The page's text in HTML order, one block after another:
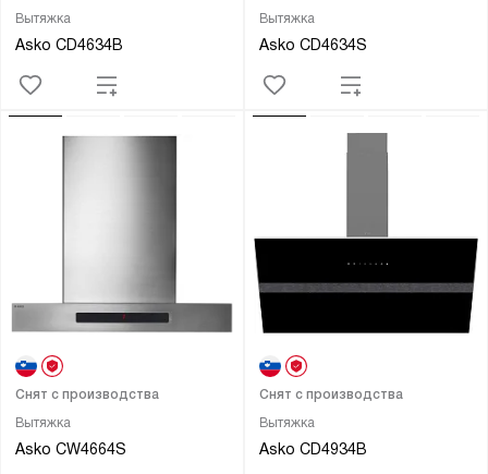
Вытяжка
Asko CD4634B
Вытяжка
Asko CD4634S
Вытяжка
Asko CW4664S
Снят с производства
Вытяжка
Asko CD4934B
Снят с производства